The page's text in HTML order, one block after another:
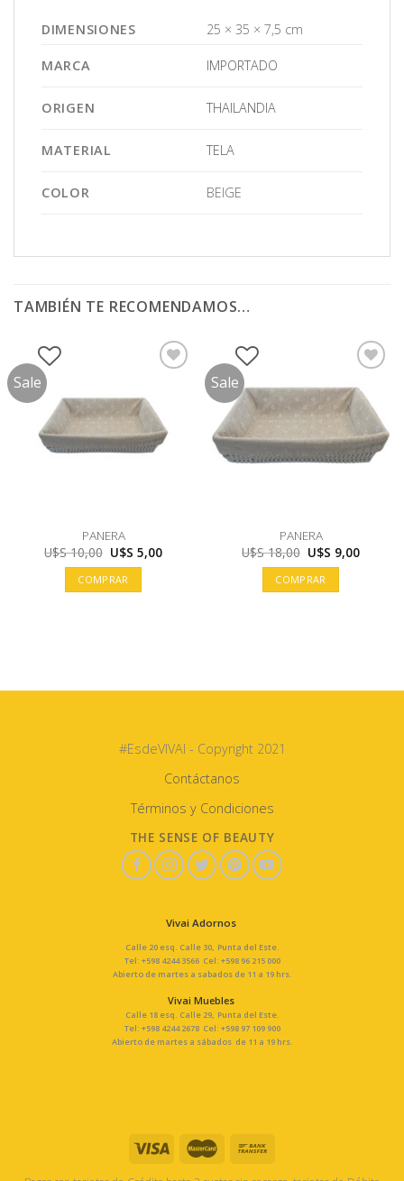
DIMENSIONES 25 × 35 × 7,5 cm
MARCA IMPORTADO
ORIGEN THAILANDIA
MATERIAL TELA
COLOR BEIGE
TAMBIÉN TE RECOMENDAMOS…
Sale
PANERA
U$S10,00 El
precio
original
era:
U$S
U$S5,00El
COMPRAR
Sale
PANERA
U$S18,00 El
precio
original
era:
U$S
U$S 9,00El
COMPRAR
#EsdeVIVAI - Copyright 2021
Contáctanos
Términos y Condiciones
THE SENSE OF BEAUTY
Vivai Adornos
Calle 20 esq. Calle 30, Punta del Este.
Tel: +598 4244 3566 Cel: +598 96 215 000
Abierto de martes a sabados de 11 a 19 hrs.
Vivai Muebles
Calle 18 esq. Calle 29, Punta del Este.
Tel: +598 4244 2678 Cel: +598 97 109 900
Abierto de martes a sábados de 11 a 19 hrs.